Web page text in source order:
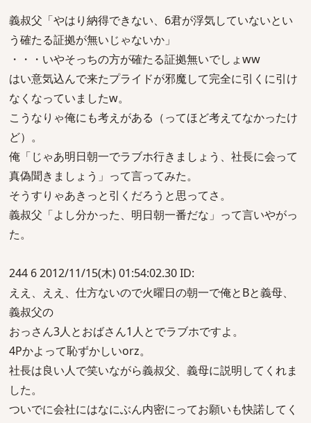
義叔父「やはり納得できない、6君が浮気していないとい
う確たる証拠が無いじゃないか」
・・・いやそっちの方が確たる証拠無いでしょww
はい意気込んで来たプライドが邪魔して完全に引くに引け
なくなっていましたw。
こうなりゃ俺にも考えがある（ってほど考えてなかったけ
ど）。
俺「じゃあ明日朝一でラブホ行きましょう、社長に会って
真偽聞きましょう」って言ってみた。
そうすりゃあきっと引くだろうと思ってさ。
義叔父「よし分かった、明日朝一番だな」って言いやがっ
た。
244 6 2012/11/15(木) 01:54:02.30 ID:
ええ、ええ、仕方ないので火曜日の朝一で俺とBと義母、
義叔父の
おっさん3人とおばさん1人とでラブホですよ。
4Pかよって恥ずかしいorz。
社長は良い人で笑いながら義叔父、義母に説明してくれま
した。
ついでに会社にはなにぶん内密にってお願いも快諾してく